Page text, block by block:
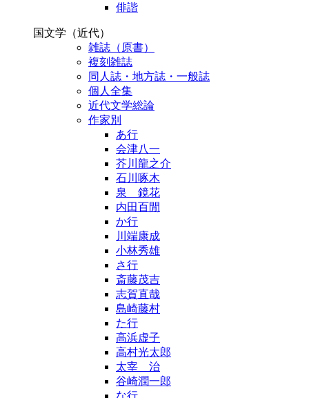
俳諧
国文学（近代）
雑誌（原書）
複刻雑誌
同人誌・地方誌・一般誌
個人全集
近代文学総論
作家別
あ行
会津八一
芥川龍之介
石川啄木
泉 鏡花
内田百閒
か行
川端康成
小林秀雄
さ行
斎藤茂吉
志賀直哉
島崎藤村
た行
高浜虚子
高村光太郎
太宰 治
谷崎潤一郎